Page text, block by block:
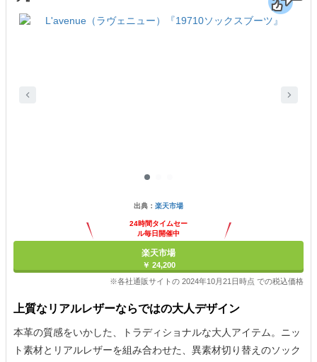
出典： 楽天市場
24時間タイムセー
ル毎日開催中
楽天市場
￥ 24,200
※各社通販サイトの 2024年10月21日時点 での税込価格
上質なリアルレザーならではの大人デザイン
本革の質感をいかした、トラディショナルな大人アイテム。ニッ
ト素材とリアルレザーを組み合わせた、異素材切り替えのソック